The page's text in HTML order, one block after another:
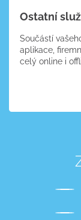
Ostatní
Součástí
aplikace,
celý online i